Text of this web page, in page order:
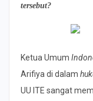
tersebut?
Ketua Umum
Arifiya di dalam
UU ITE sangat